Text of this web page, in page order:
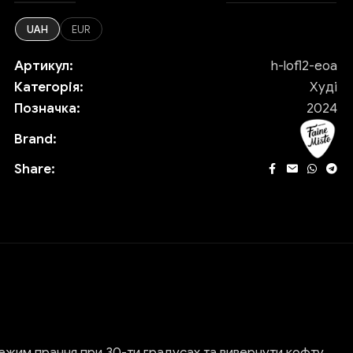
UAH EUR
Артикул:
h-lofl2-eoa
Категорія:
Худі
Позначка:
2024
Brand:
Share: